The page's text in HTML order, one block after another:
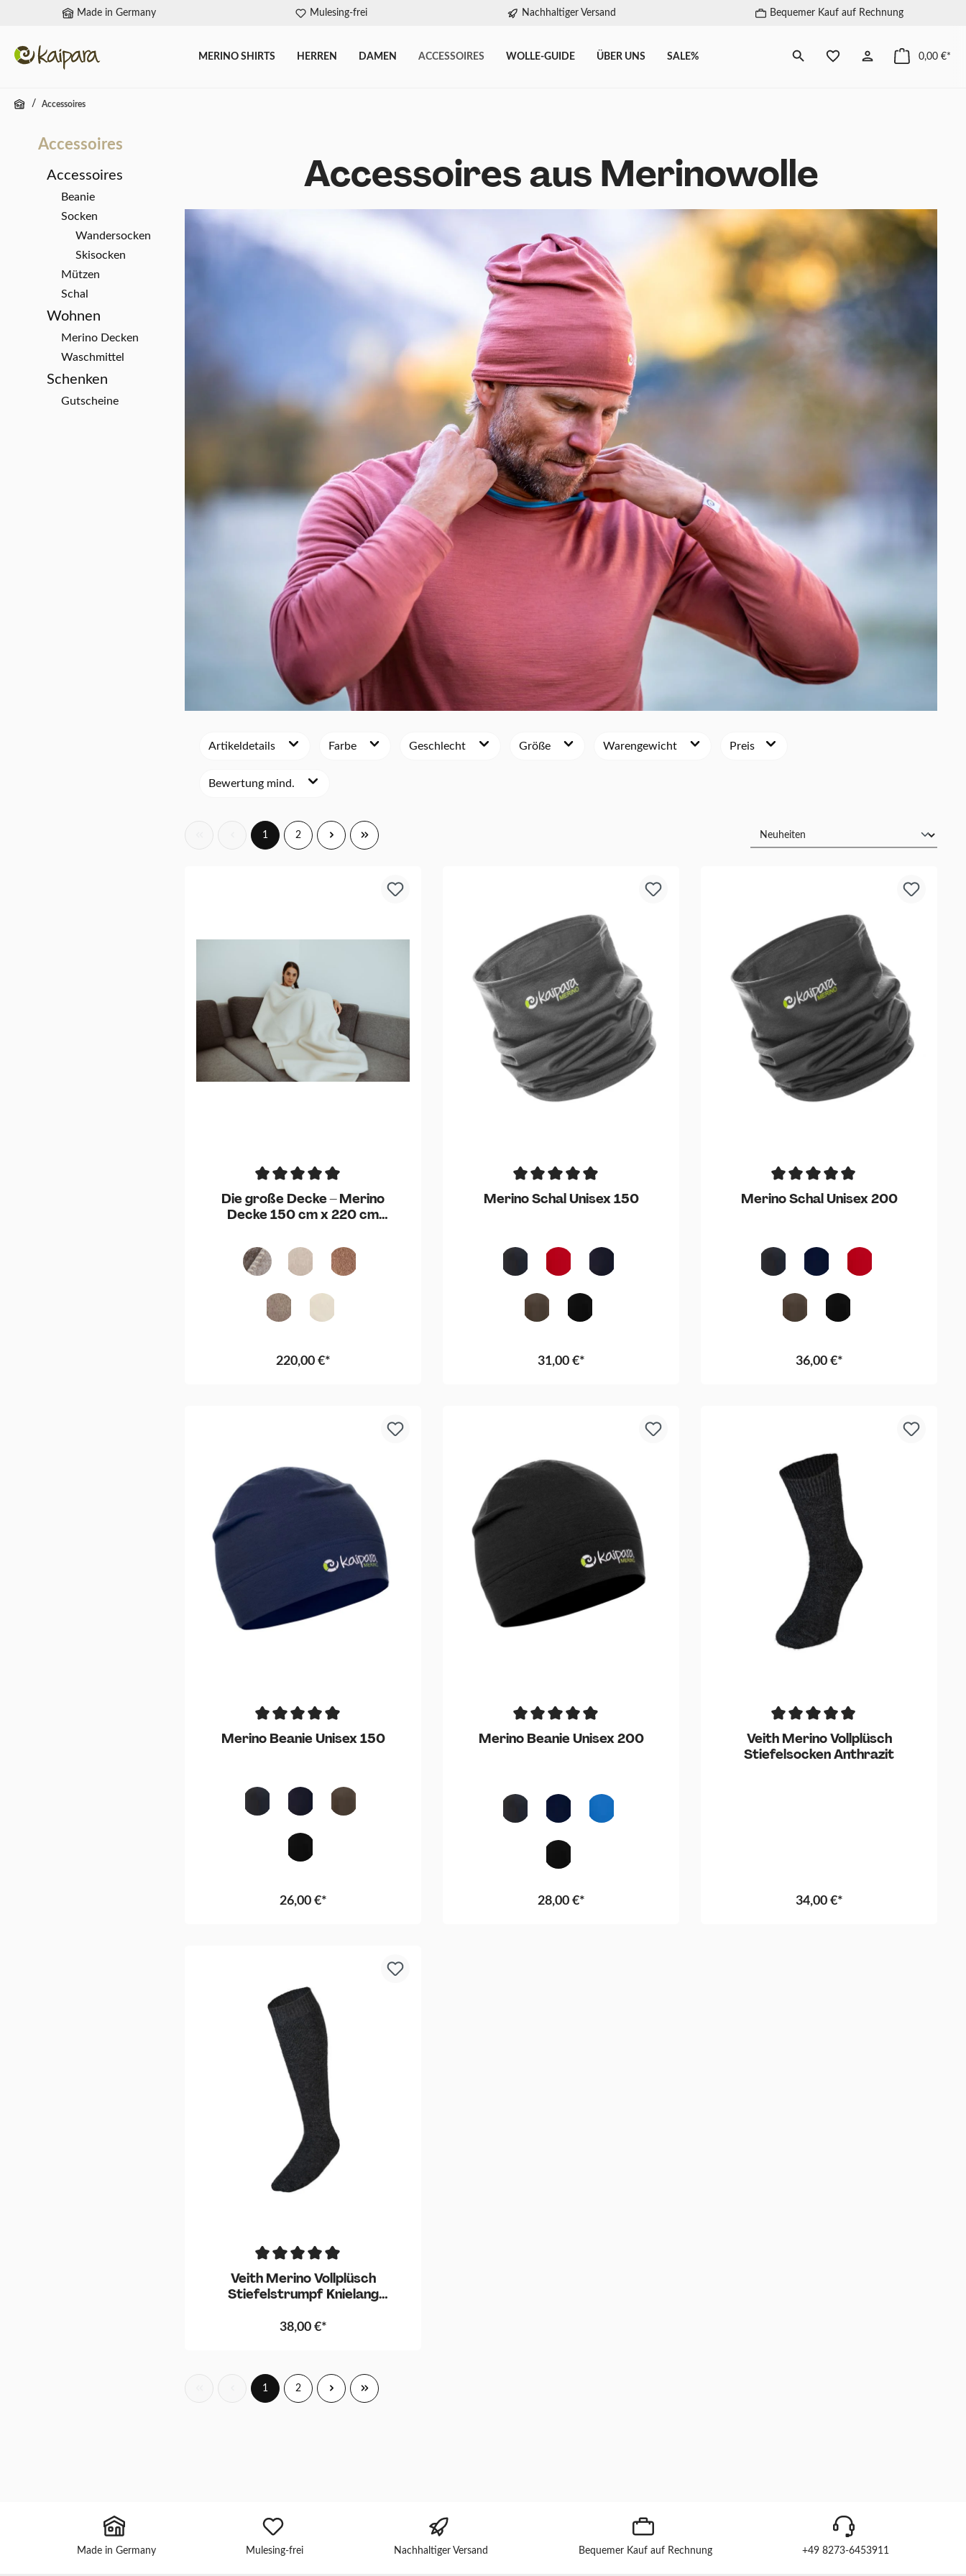
Zur Hauptnavigation springen
Made in Germany Mulesing-frei Nachhaltiger Versand Bequemer Kauf auf Rechnung
MERINO SHIRTS HERREN DAMEN ACCESSOIRES WOLLE-GUIDE ÜBER UNS SALE% 0,00 €*
/ Accessoires
Accessoires
Accessoires
Beanie
Socken
Wandersocken
Skisocken
Mützen
Schal
Wohnen
Merino Decken
Waschmittel
Schenken
Gutscheine
Accessoires aus Merinowolle
Artikeldetails Farbe Geschlecht Größe Warengewicht Preis
Bewertung mind.
1 2
Die große Decke – Merino
Decke 150 cm x 220 cm
Grau-SchlammGraumeliertNaturbraun
Schlamm
(Diese Option ist zurzeit nicht verfügbar.)
Wollweiß
220,00 €*
Merino Schal Unisex 150
Anthrazit Cherry Red Marine
Olive Schwarz
31,00 €*
Merino Schal Unisex 200
Anthrazit Blau Cherry Red
Olive Schwarz
36,00 €*
Merino Beanie Unisex 150
Anthrazit Marine Olive
Schwarz
26,00 €*
Merino Beanie Unisex 200
Anthrazit Blau Royal
Schwarz
28,00 €*
Veith Merino Vollplüsch
Stiefelsocken Anthrazit
34,00 €*
Veith Merino Vollplüsch
Stiefelstrumpf Knielang
38,00 €*
1 2
Made in Germany Mulesing-frei Nachhaltiger Versand Bequemer Kauf auf Rechnung +49 8273-6453911